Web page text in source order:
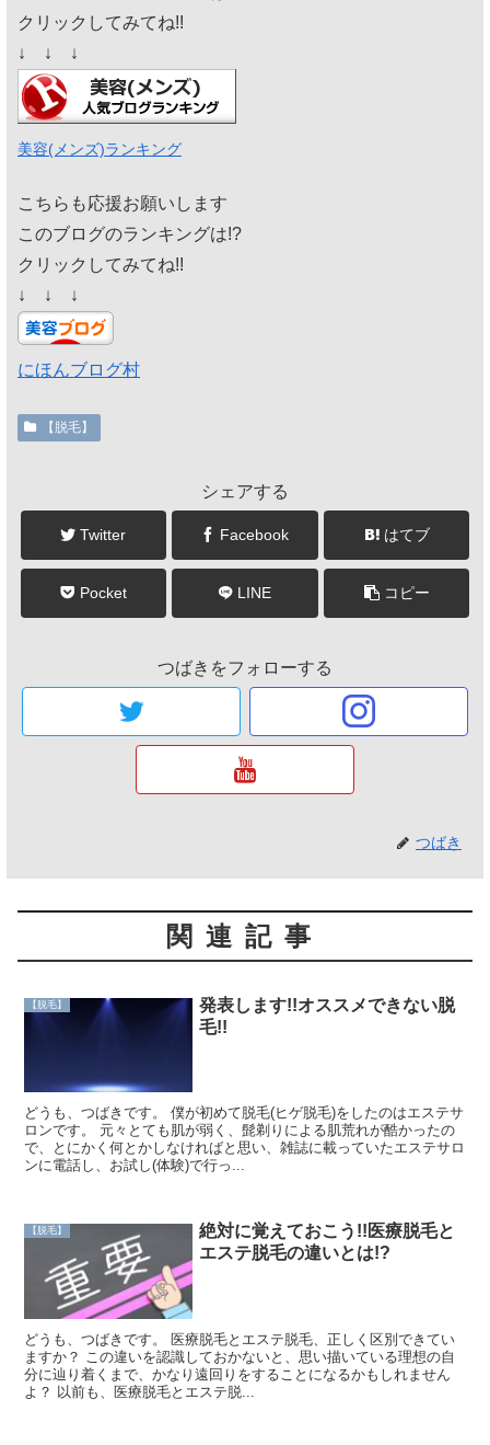
クリックしてみてね!!
↓ ↓ ↓
美容(メンズ)ランキング
こちらも応援お願いします
このブログのランキングは!?
クリックしてみてね!!
↓ ↓ ↓
にほんブログ村
【脱毛】
シェアする
Twitter Facebook はてブ
Pocket LINE コピー
つばきをフォローする
つばき
関連記事
【脱毛】
発表します!!オススメできない脱
毛!!
どうも、つばきです。 僕が初めて脱毛(ヒゲ脱毛)をしたのはエステサ
ロンです。 元々とても肌が弱く、髭剃りによる肌荒れが酷かったの
で、とにかく何とかしなければと思い、雑誌に載っていたエステサロ
ンに電話し、お試し(体験)で行っ...
【脱毛】
絶対に覚えておこう!!医療脱毛と
エステ脱毛の違いとは!?
どうも、つばきです。 医療脱毛とエステ脱毛、正しく区別できてい
ますか？ この違いを認識しておかないと、思い描いている理想の自
分に辿り着くまで、かなり遠回りをすることになるかもしれません
よ？ 以前も、医療脱毛とエステ脱...